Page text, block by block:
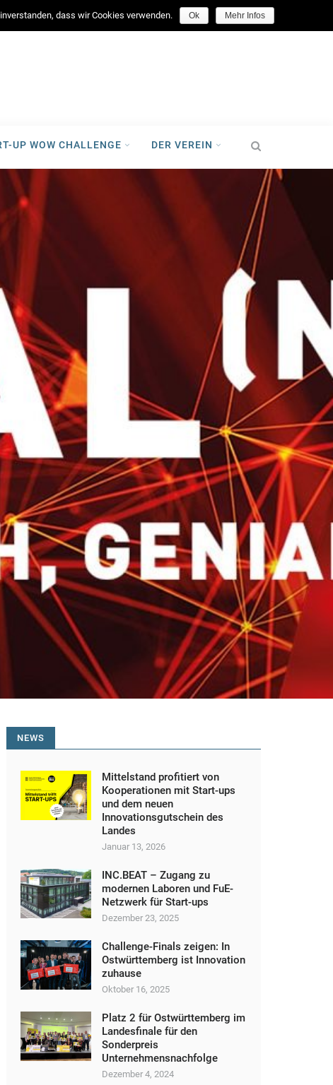
facebook
UP WOW CHALLENGE DER VEREIN
NEWS
Mittelstand profitiert von
Kooperationen mit Start-ups
und dem neuen
Innovationsgutschein des
Landes
Januar 13, 2026
INC.BEAT – Zugang zu
modernen Laboren und FuE-
Netzwerk für Start-ups
Dezember 23, 2025
Challenge-Finals zeigen: In
Ostwürttemberg ist Innovation
zuhause
Oktober 16, 2025
Platz 2 für Ostwürttemberg im
Landesfinale für den
Sonderpreis
Unternehmensnachfolge
Dezember 4, 2024
dass wir Cookies verwenden. Ok Mehr Infos